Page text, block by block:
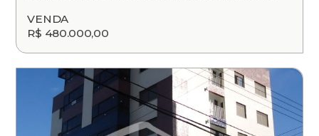
VENDA
R$ 480.000,00